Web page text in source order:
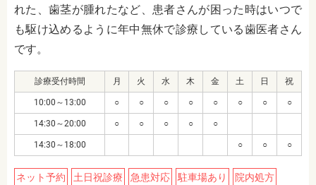
れた、歯茎が腫れたなど、患者さんが困った時はいつで
も駆け込めるように年中無休で診療している歯医者さん
です。
診療受付時間 月 火 水 木 金 土 日 祝
10:00～13:00 ○ ○ ○ ○ ○ ○ ○ ○
14:30～20:00 ○ ○ ○ ○ ○
14:30～18:00 ○ ○ ○
ネット予約 土日祝診療 急患対応 駐車場あり 院内処方